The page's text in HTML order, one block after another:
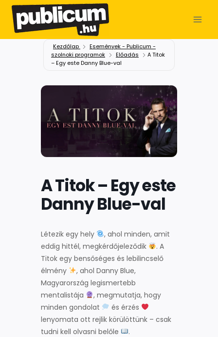
Kezdőlap
Események - Publicum -
szolnoki programok
Előadás
A Titok
– Egy este Danny Blue-val
A Titok – Egy este
Danny Blue-val
Létezik egy hely
, ahol minden, amit
eddig hittél, megkérdőjeleződik
. A
Titok egy bensőséges és lebilincselő
élmény
, ahol Danny Blue,
Magyarország legismertebb
mentalistája
, megmutatja, hogy
minden gondolat
és érzés
lenyomata ott rejlik körülöttünk – csak
tudni kell olvasni belőle
.